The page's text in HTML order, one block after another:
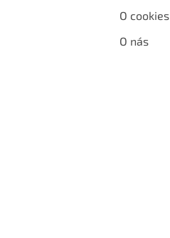
O cookies
O nás